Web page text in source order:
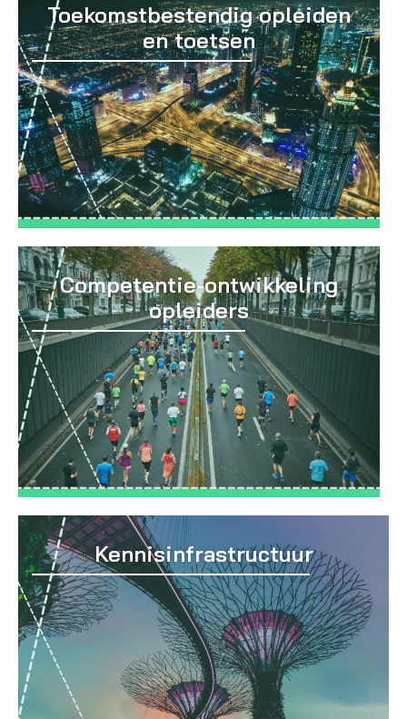
Toekomstbestendig opleiden
en toetsen
Competentie-ontwikkeling
opleiders
Kennisinfrastructuur